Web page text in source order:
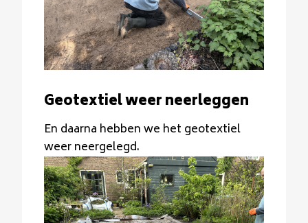
Geotextiel weer neerleggen
En daarna hebben we het geotextiel
weer neergelegd.